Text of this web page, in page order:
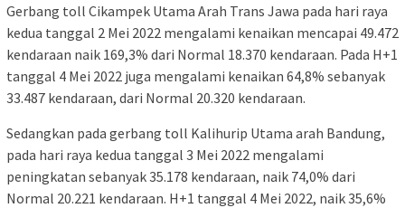
Gerbang toll Cikampek Utama Arah Trans Jawa pada hari raya
kedua tanggal 2 Mei 2022 mengalami kenaikan mencapai 49.472
kendaraan naik 169,3% dari Normal 18.370 kendaraan. Pada H+1
tanggal 4 Mei 2022 juga mengalami kenaikan 64,8% sebanyak
33.487 kendaraan, dari Normal 20.320 kendaraan.
Sedangkan pada gerbang toll Kalihurip Utama arah Bandung,
pada hari raya kedua tanggal 3 Mei 2022 mengalami
peningkatan sebanyak 35.178 kendaraan, naik 74,0% dari
Normal 20.221 kendaraan. H+1 tanggal 4 Mei 2022, naik 35,6%